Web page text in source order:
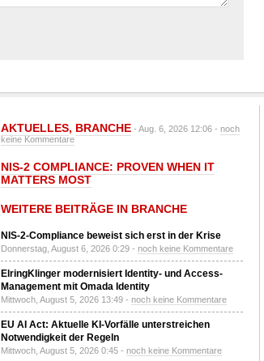
AKTUELLES, BRANCHE - Aug. 6, 2026 12:06 - noch
keine Kommentare
NIS-2 COMPLIANCE: PROVEN WHEN IT
MATTERS MOST
WEITERE BEITRÄGE IN BRANCHE
NIS-2-Compliance beweist sich erst in der Krise
Donnerstag, August 6, 2026 0:29 - noch keine Kommentare
ElringKlinger modernisiert Identity- und Access-
Management mit Omada Identity
Mittwoch, August 5, 2026 13:49 - noch keine Kommentare
EU AI Act: Aktuelle KI-Vorfälle unterstreichen
Notwendigkeit der Regeln
Mittwoch, August 5, 2026 0:45 - noch keine Kommentare